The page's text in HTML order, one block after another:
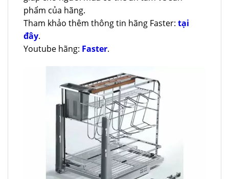
phẩm của hãng.
Tham khảo thêm thông tin hãng Faster: tại
đây.
Youtube hãng: Faster.